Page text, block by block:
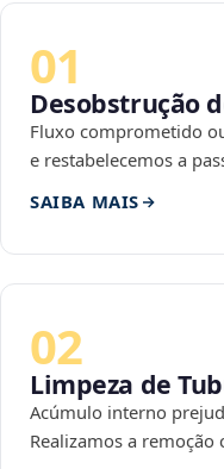
01
Desobstrução
Fluxo comprometido
e restabelecemos a
SAIBA MAIS
02
Limpeza de
Acúmulo interno
Realizamos a